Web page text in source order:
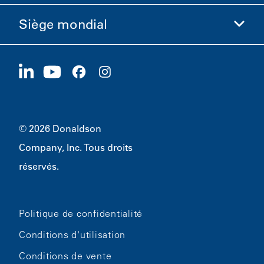
Carrières
Investisseurs
Développement durable
Siège mondial
1400 W 94th Street
© 2026 Donaldson
Company, Inc. Tous droits
réservés.
Politique de confidentialité
Conditions d'utilisation
Conditions de vente